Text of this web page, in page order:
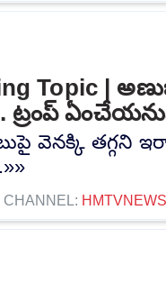
Topic |
ట్రంప్
వెనక్కి తగ్గని
CHANNEL: HMTVNEWS